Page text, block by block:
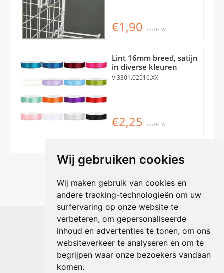
Wij gebruiken cookies
Wij maken gebruik van cookies en
andere tracking-technologieën om uw
surfervaring op onze website te
verbeteren, om gepersonaliseerde
inhoud en advertenties te tonen, om ons
websiteverkeer te analyseren en om te
begrijpen waar onze bezoekers vandaan
komen.
€1,90 excl.BTW
Lint 16mm breed, satijn
in diverse kleuren
Vi3301.02516.XX
€2,25 excl.BTW
Shophouse online
Max Planckstraat 4
6716 BE Ede, Nederland
Telefoon:+31(0)318 618 121
E-mail: info@shophouse.nl
Geopend: ma t/m vr 09:00-17:00 uur